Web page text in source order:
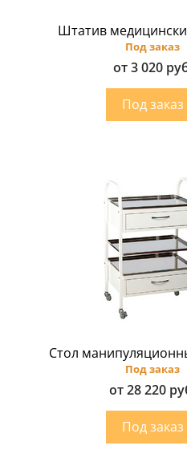
Штатив
Под заказ
от 3 020
Стол
Под заказ
от 28 220